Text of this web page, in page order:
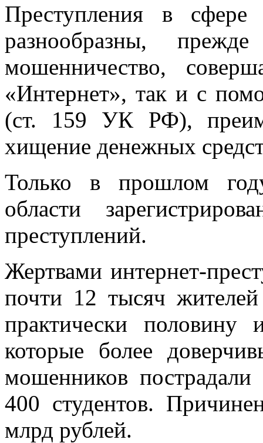
Преступления в сфере
разнообразны,
мошенничество,
«Интернет», так и с
(ст. 159 УК РФ),
хищение денежных
Только в прошлом
области
преступлений.
Жертвами интернет-
почти 12 тысяч
практически
которые более
мошенников
400 студентов.
млрд рублей.